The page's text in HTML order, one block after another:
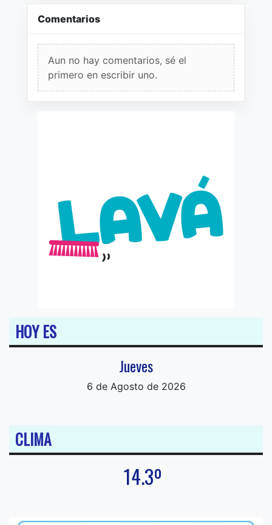
Comentarios
Aun no hay comentarios, sé el
primero en escribir uno.
HOY ES
Jueves
6 de Agosto de 2026
CLIMA
14.3º